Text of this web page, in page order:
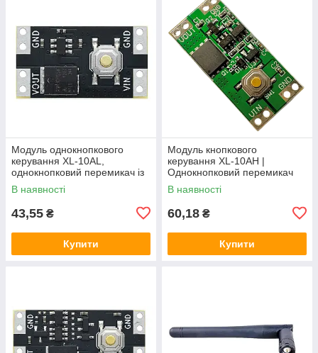
Модуль однокнопкового
керування XL-10AL,
однокнопковий перемикач із
фіксацією, 5В 10А,
енергоефективний
В наявності
43,55 ₴
Купити
Модуль кнопкового
керування XL-10AH |
Однокнопковий перемикач
10A | Модуль з фіксацією |
Широкий діапазон
В наявності
60,18 ₴
Купити